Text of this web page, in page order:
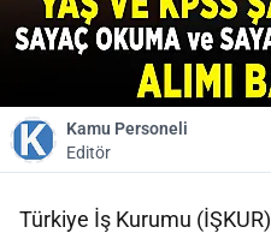
Kamu Personeli
Editör
Türkiye İş Kurumu